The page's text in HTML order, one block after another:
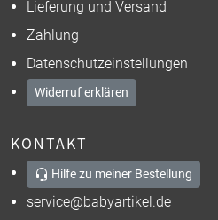
Lieferung und Versand
Zahlung
Datenschutzeinstellungen
Widerruf erklären
KONTAKT
Hilfe zu meiner Bestellung
service@babyartikel.de